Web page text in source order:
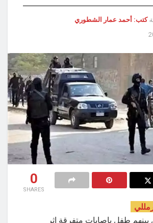
كتب: أحمد عمار الشطوري
0
SHARES
بينهم طفل بإصابات متفرقة إثر